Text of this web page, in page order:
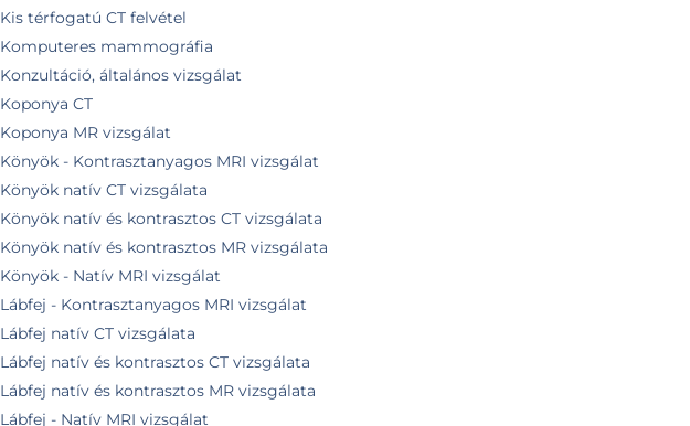
Kis térfogatú CT felvétel
Komputeres mammográfia
Konzultáció, általános vizsgálat
Koponya CT
Koponya MR vizsgálat
Könyök - Kontrasztanyagos MRI vizsgálat
Könyök natív CT vizsgálata
Könyök natív és kontrasztos CT vizsgálata
Könyök natív és kontrasztos MR vizsgálata
Könyök - Natív MRI vizsgálat
Lábfej - Kontrasztanyagos MRI vizsgálat
Lábfej natív CT vizsgálata
Lábfej natív és kontrasztos CT vizsgálata
Lábfej natív és kontrasztos MR vizsgálata
Lábfej - Natív MRI vizsgálat